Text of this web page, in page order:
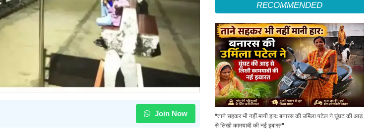
Join Now
RECOMMENDED
"ताने सहकर भी नहीं मानी हार: बनारस की उर्मिला पटेल ने घूंघट की आड़
से लिखी कामयाबी की नई इबारत"